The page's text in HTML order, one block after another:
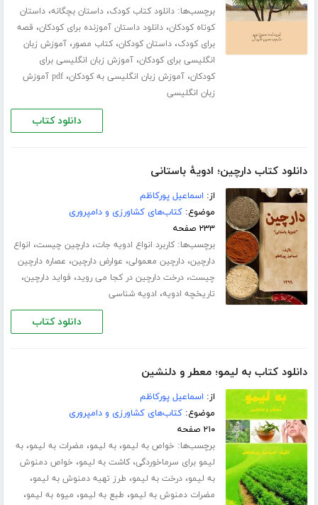
برچسب‌ها:دانلود کتاب کودک،داستان بچگانه،داستان
کوتاه کودکان،دانلود داستان آموزنده برای کودکان، قصه
برای کودک،داستان کودکان،کتاب مصور،آموزش زبان
انگلیسی برای کودکان،آموزش زبان انگلیسی برای
کودکان،آموزش زبان انگلیسی به کودکان،
pdf آموزش
زبان انگلیسی
دانلود کتاب
دانلود کتاب دارچین؛ ادویۀ باستانی
از: اسماعیل پورکاظم
موضوع:کتاب‌های کشاورزی و دامپروری
۲۳۳ صفحه
برچسب‌ها:کاربرد انواع ادویه جات،دارچین چیست، انواع
دارچین،دارچین معمولی، عوارض دارچین، عصاره دارچین
چیست،درخت دارچین در کجا می روید، فواید دارچین،
تاریخچه ادویه، ادویه شناسی
دانلود کتاب
دانلود کتاب به لیمو؛ معطر و دلنشین
از: اسماعیل پورکاظم
موضوع:کتاب‌های کشاورزی و دامپروری
۲۱۰ صفحه
برچسب‌ها: خواص به لیمو،به لیمو، مضرات به لیمو،به
لیمو برای سرماخوردگی،کاشت به لیمو، خواص دمنوش
به لیمو،درخت به لیمو، طرز تهیه دمنوش به لیمو،
مضرات دمنوش به لیمو، طبع به لیمو، میوه به لیمو،